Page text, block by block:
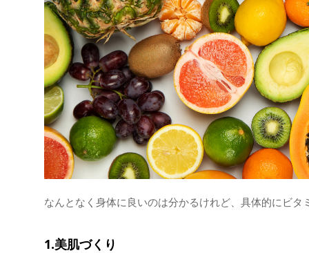
なんとなく身体に良いのは分かるけれど、具体的にビ
1.美肌づくり